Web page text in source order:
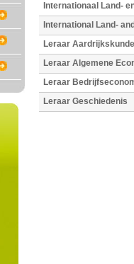
Internationaal Land-
International Land-
Leraar Aardrijkskunde
Leraar Algemene
Leraar
Leraar Geschiedenis